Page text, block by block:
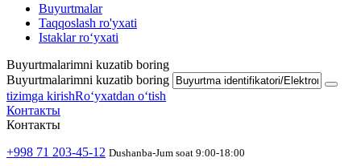
Buyurtmalar
Taqqoslash ro'yxati
Istaklar roʻyxati
Buyurtmalarimni kuzatib boring
Buyurtmalarimni kuzatib boring
tizimga kirishRoʻyxatdan oʻtish
Контакты
Контакты
+998 71 203-45-12 Dushanba-Jum soat 9:00-18:00